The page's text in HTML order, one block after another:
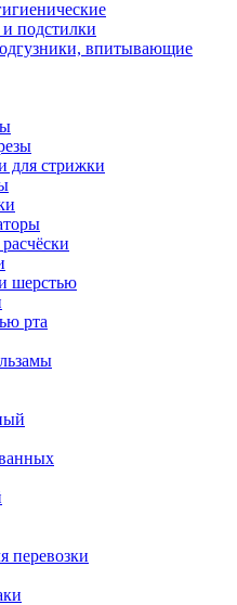
подстилки
впитывающие
для стрижки
шерстью
рта
перевозки